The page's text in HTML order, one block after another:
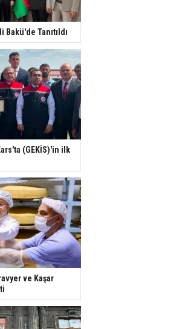
Bakü'de Tanıtıldı
(GEKİS)'in ilk
ve Kaşar